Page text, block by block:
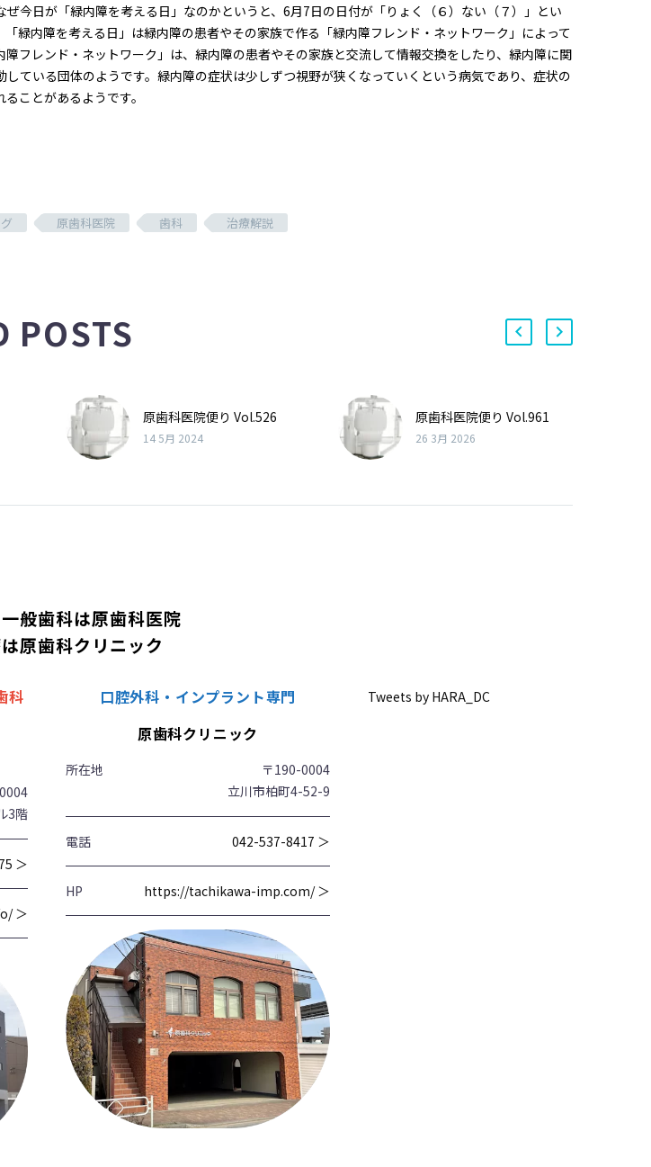
今日が「緑内障を考える日」なのかというと、6月7日の日付が「りょく（６）ない（７）」とい
緑内障を考える日」は緑内障の患者やその家族で作る「緑内障フレンド・ネットワーク」によって
フレンド・ネットワーク」は、緑内障の患者やその家族と交流して情報交換をしたり、緑内障に関
ている団体のようです。緑内障の症状は少しずつ視野が狭くなっていくという病気であり、症状の
ことがあるようです。
原歯科医院 歯科 治療解説
POSTS
原歯科医院便り Vol.526
14 5月 2024
原歯科医院便り Vol.961
26 3月 2026
般歯科は原歯科医院
原歯科クリニック
科
3階
＞
＞
口腔外科・インプラント専門
原歯科クリニック
所在地
〒190-0004
立川市柏町4-52-9
電話 042-537-8417 ＞
HP https://tachikawa-imp.com/ ＞
Tweets by HARA_DC